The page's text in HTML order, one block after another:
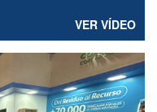
VER VÍDEO